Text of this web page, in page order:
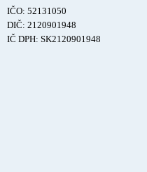
IČO: 52131050
DIČ: 2120901948
IČ DPH: SK2120901948